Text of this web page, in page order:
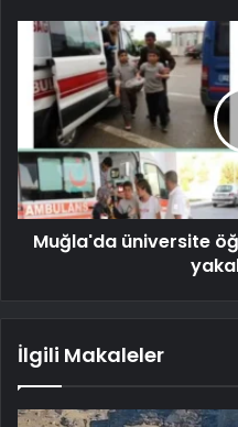
Muğla'da üniversite
İlgili Makaleler